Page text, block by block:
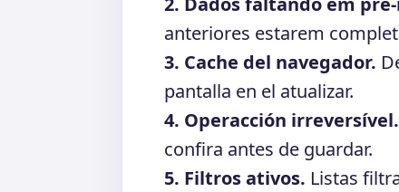
anteriores estarem
3. Cache del navegador.
pantalla en el atualizar.
4. Operacción irreversível.
confira antes de guardar.
5. Filtros ativos. Listas